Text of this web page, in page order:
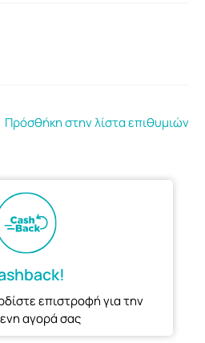
Πρόσθήκη στην λίστα επιθυμιών
επιστροφή για την
αγορά σας